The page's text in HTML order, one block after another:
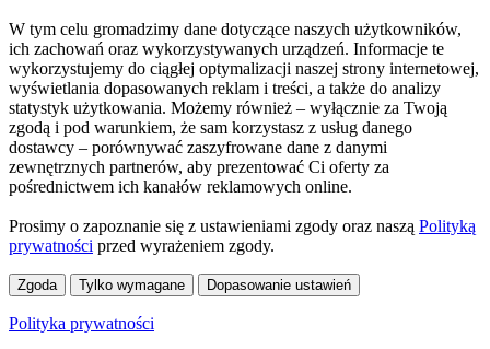
W tym celu gromadzimy dane dotyczące naszych użytkowników,
ich zachowań oraz wykorzystywanych urządzeń. Informacje te
wykorzystujemy do ciągłej optymalizacji naszej strony internetowej,
wyświetlania dopasowanych reklam i treści, a także do analizy
statystyk użytkowania. Możemy również – wyłącznie za Twoją
zgodą i pod warunkiem, że sam korzystasz z usług danego
dostawcy – porównywać zaszyfrowane dane z danymi
zewnętrznych partnerów, aby prezentować Ci oferty za
pośrednictwem ich kanałów reklamowych online.
Prosimy o zapoznanie się z ustawieniami zgody oraz naszą Polityką
prywatności przed wyrażeniem zgody.
Zgoda Tylko wymagane Dopasowanie ustawień
Polityka prywatności